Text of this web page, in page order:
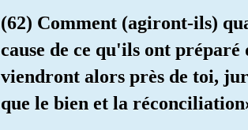
(62) Comment (agiront-ils)
cause de ce qu'ils ont
viendront alors près de toi,
que le bien et la